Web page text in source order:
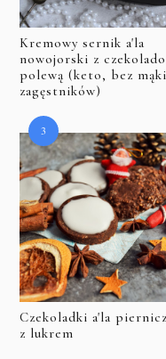
Kremowy sernik a'la
nowojorski z
polewą (keto, bez
zagęstników)
Czekoladki a'la
z lukrem